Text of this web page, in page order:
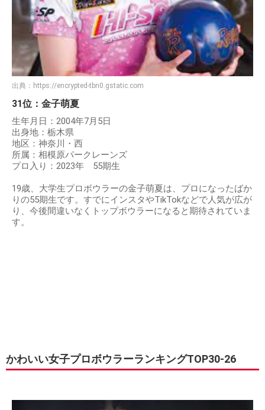
出典： https://encrypted-tbn0.gstatic.com
31位：金子萌夏
生年月日：2004年7月5日
出身地：栃木県
地区：神奈川・西
所属：相模原パークレーンズ
プロ入り：2023年 55期生
19歳、大学生プロボウラーの金子萌夏は、プロになったばか
りの55期生です。すでにインスタやTikTokなどで人気が広が
り、今後間違いなくトップボウラーになると期待されていま
す。
かわいい女子プロボウラーランキングTOP30-26